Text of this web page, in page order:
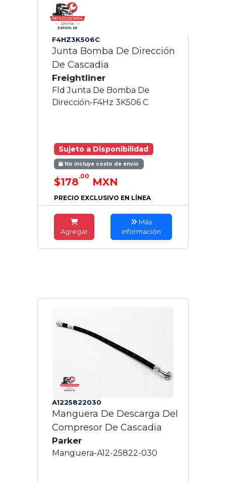
F4HZ3K506C
Junta Bomba De Dirección
De Cascadia
Freightliner
Fld Junta De Bomba De
Dirección-F4Hz 3K506 C
Sujeto a Disponibilidad
No incluye costo de envío
$178.00 MXN
PRECIO EXCLUSIVO EN LÍNEA
Agregar
Más
información
A1225822030
Manguera De Descarga Del
Compresor De Cascadia
Parker
Manguera-A12-25822-030